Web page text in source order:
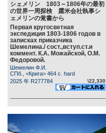
シェメリン 1803～1806年の最初
の世界一周探検 露米会社執事シ
ェメリンの覚書から
Первая кругосветная
экспедиция 1803-1806 годов в
записках приказчика
Шемелина./ сост.,вступ.ст.и
коммент. К.А. Можайской, О.М.
Федоровой.
Шемелин Ф.И.
СПб., <Крига> 464 c. hard
2025 年 R277784
\22,330